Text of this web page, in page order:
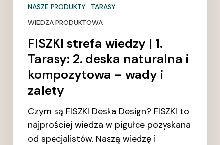
NASZE PRODUKTY
TARASY
WIEDZA PRODUKTOWA
FISZKI strefa wiedzy | 1.
Tarasy: 2. deska naturalna i
kompozytowa – wady i
zalety
Czym są FISZKI Deska Design? FISZKI to
najprościej wiedza w pigułce pozyskana
od specjalistów. Naszą wiedzę i